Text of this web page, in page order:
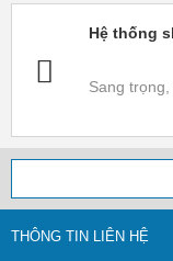
Hệ thống
Sang
THÔNG TIN LIÊN HỆ